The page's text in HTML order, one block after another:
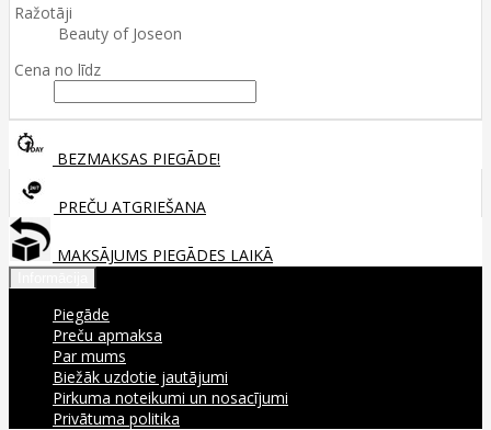
Ražotāji
Beauty of Joseon
Cena no līdz
BEZMAKSAS PIEGĀDE!
PREČU ATGRIEŠANA
MAKSĀJUMS PIEGĀDES LAIKĀ
Piegāde
Preču apmaksa
Par mums
Biežāk uzdotie jautājumi
Pirkuma noteikumi un nosacījumi
Privātuma politika